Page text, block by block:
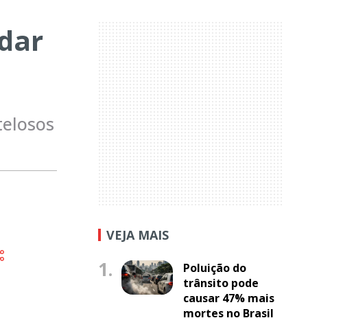
VEJA MAIS
1.
Poluição do
trânsito pode
causar 47% mais
mortes no Brasil